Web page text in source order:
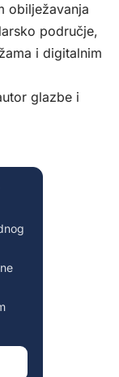
obilježavanja
područje,
i digitalnim
glazbe i